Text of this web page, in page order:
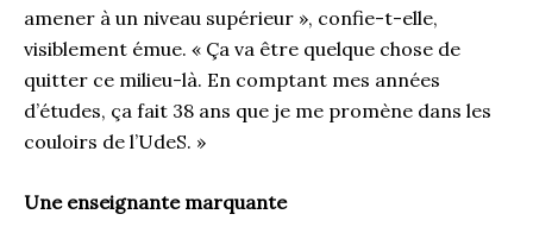
amener à un niveau supérieur », confie-t-elle,
visiblement émue. « Ça va être quelque chose de
quitter ce milieu-là. En comptant mes années
d’études, ça fait 38 ans que je me promène dans les
couloirs de l’UdeS. »
Une enseignante marquante